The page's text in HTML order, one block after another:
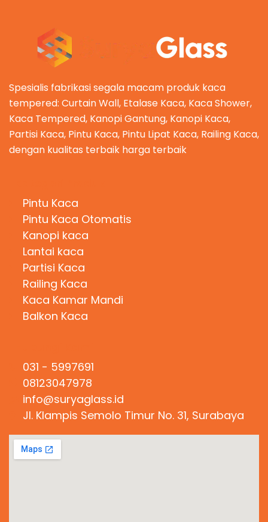
Spesialis fabrikasi segala macam produk kaca
tempered: Curtain Wall, Etalase Kaca, Kaca Shower,
Kaca Tempered, Kanopi Gantung, Kanopi Kaca,
Partisi Kaca, Pintu Kaca, Pintu Lipat Kaca, Railing Kaca,
dengan kualitas terbaik harga terbaik
Pintu Kaca
Pintu Kaca Otomatis
Kanopi kaca
Lantai kaca
Partisi Kaca
Railing Kaca
Kaca Kamar Mandi
Balkon Kaca
031 - 5997691
08123047978
info@suryaglass.id
Jl. Klampis Semolo Timur No. 31, Surabaya